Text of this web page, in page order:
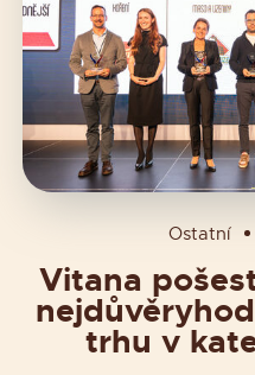
Ostatní
Vitana
trhu v